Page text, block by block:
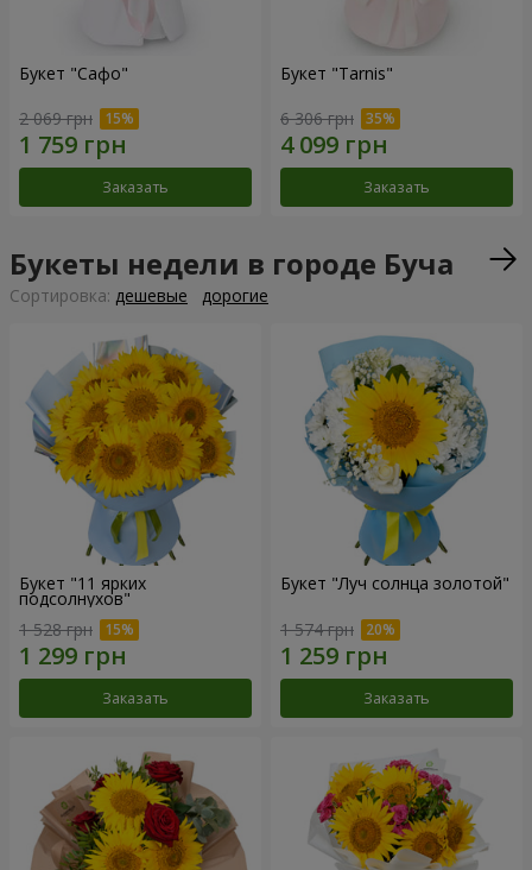
Букет "Сафо"
2 069 грн
Заказать
Букет "Tarnis"
6 306 грн
Заказать
Букеты недели в городе Буча
Cортировка: дешевые дорогие
Букет "11 ярких
подсолнухов"
1 528 грн
Заказать
Букет "Луч солнца золотой"
1 574 грн
Заказать